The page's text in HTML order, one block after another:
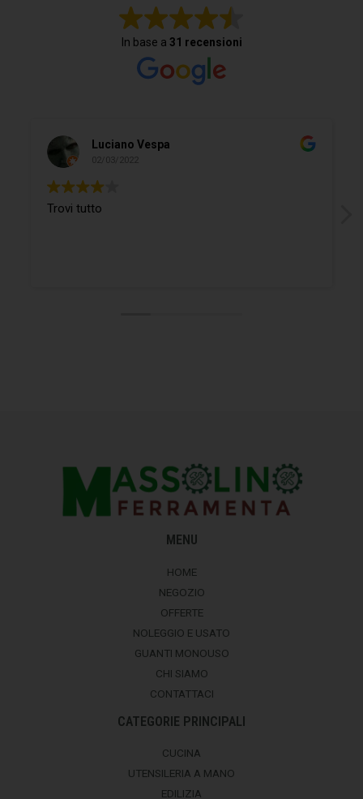
In base a 31 recensioni
Luciano Vespa
02/03/2022
Trovi tutto
MENU
HOME
NEGOZIO
OFFERTE
NOLEGGIO E USATO
GUANTI MONOUSO
CHI SIAMO
CONTATTACI
CATEGORIE PRINCIPALI
CUCINA
UTENSILERIA A MANO
EDILIZIA